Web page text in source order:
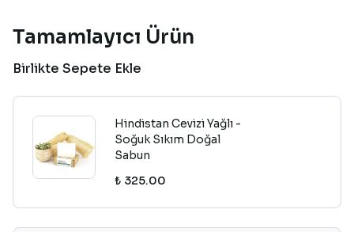
Tamamlayıcı Ürün
Birlikte Sepete Ekle
Hindistan Cevizi Yağlı -
Soğuk Sıkım Doğal
Sabun
₺ 325.00